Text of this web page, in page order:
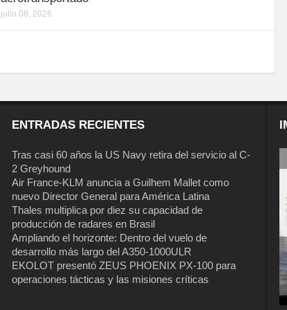
julio 08, 2026
ENTRADAS RECIENTES
Tras casi 60 años la US Navy retira del servicio al C-
2 Greyhound
Air France-KLM anuncia a Guilhem Mallet como
nuevo Director General para América Latina
Thales multiplica por diez su capacidad de
producción de radares en Brasil
Ampliando el horizonte: Dentro del vuelo de
desarrollo más largo del A350-1000ULR
EKOLOT presentó ZEUS PHOENIX PX-100 para
operaciones tácticas y las misiones críticas
Tras casi 60 años la US Navy retira del
servicio al C-2 Greyhound